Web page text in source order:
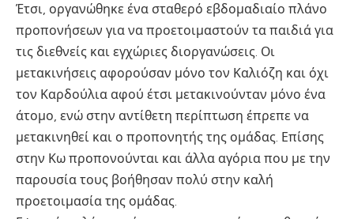
Έτσι, οργανώθηκε ένα σταθερό εβδομαδιαίο πλάνο
προπονήσεων για να προετοιμαστούν τα παιδιά για
τις διεθνείς και εγχώριες διοργανώσεις. Οι
μετακινήσεις αφορούσαν μόνο τον Καλιόζη και όχι
τον Καρδούλια αφού έτσι μετακινούνταν μόνο ένα
άτομο, ενώ στην αντίθετη περίπτωση έπρεπε να
μετακινηθεί και ο προπονητής της ομάδας. Επίσης
στην Κω προπονούνται και άλλα αγόρια που με την
παρουσία τους βοήθησαν πολύ στην καλή
προετοιμασία της ομάδας.